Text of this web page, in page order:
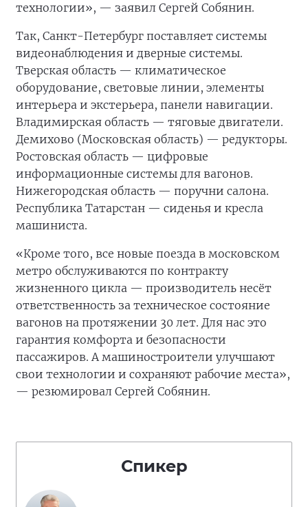
технологии», — заявил Сергей Собянин.
Так, Санкт-Петербург поставляет системы
видеонаблюдения и дверные системы.
Тверская область — климатическое
оборудование, световые линии, элементы
интерьера и экстерьера, панели навигации.
Владимирская область — тяговые двигатели.
Демихово (Московская область) — редукторы.
Ростовская область — цифровые
информационные системы для вагонов.
Нижегородская область — поручни салона.
Республика Татарстан — сиденья и кресла
машиниста.
«Кроме того, все новые поезда в московском
метро обслуживаются по контракту
жизненного цикла — производитель несёт
ответственность за техническое состояние
вагонов на протяжении 30 лет. Для нас это
гарантия комфорта и безопасности
пассажиров. А машиностроители улучшают
свои технологии и сохраняют рабочие места»,
— резюмировал Сергей Собянин.
Спикер